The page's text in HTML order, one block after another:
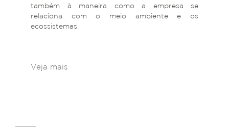
também à maneira como a empresa se
relaciona com o meio ambiente e os
ecossistemas.
Veja mais